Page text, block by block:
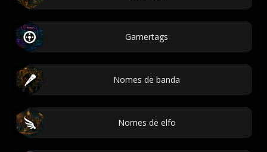
Gamertags
Nomes de banda
Nomes de elfo